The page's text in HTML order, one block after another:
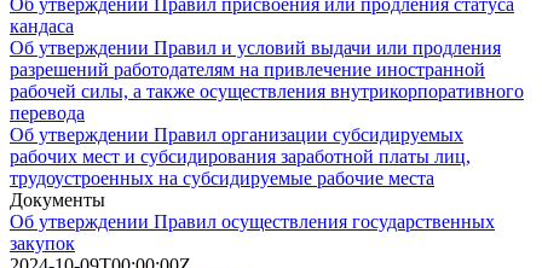
кандаса
Об утверждении Правил и условий выдачи или продления
разрешений работодателям на привлечение иностранной
рабочей силы, а также осуществления внутрикорпоративного
перевода
Об утверждении Правил организации субсидируемых
рабочих мест и субсидирования заработной платы лиц,
трудоустроенных на субсидируемые рабочие места
Документы
Об утверждении Правил осуществления государственных
закупок